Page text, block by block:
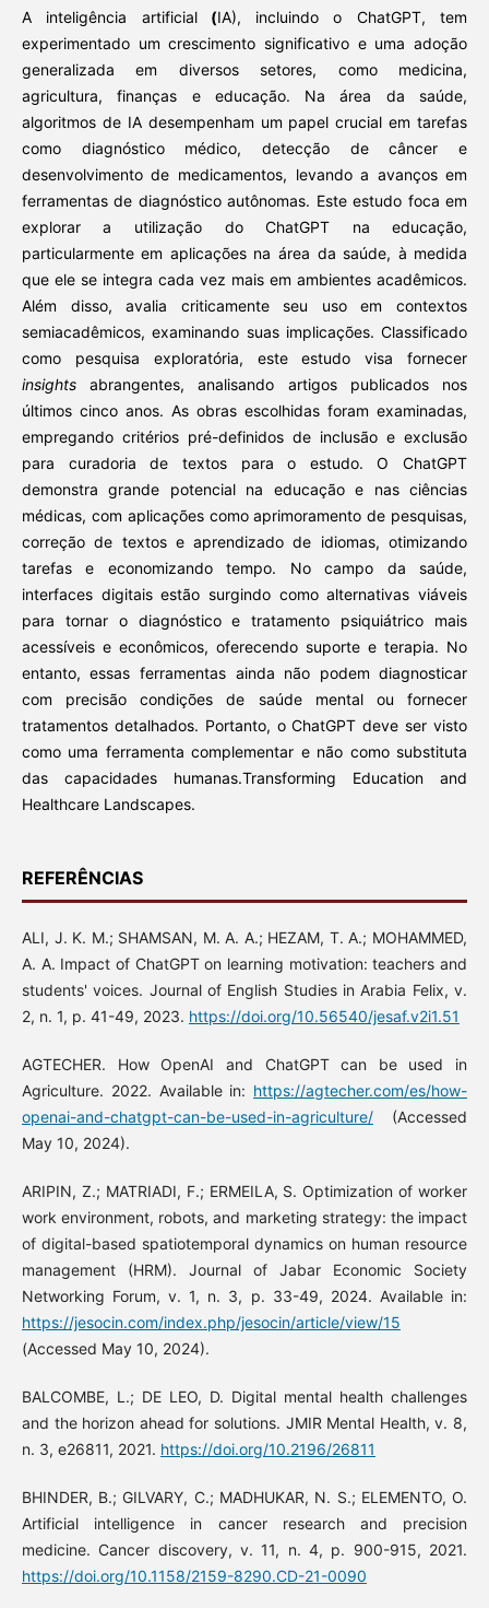
A inteligência artificial(IA), incluindo o ChatGPT, tem
experimentado um crescimento significativo e uma adoção
generalizada em diversos setores, como medicina,
agricultura, finanças e educação. Na área da saúde,
algoritmos de IA desempenham um papel crucial em tarefas
como diagnóstico médico, detecção de câncer e
desenvolvimento de medicamentos, levando a avanços em
ferramentas de diagnóstico autônomas. Este estudo foca em
explorar a utilização do ChatGPT na educação,
particularmente em aplicações na área da saúde, à medida
que ele se integra cada vez mais em ambientes acadêmicos.
Além disso, avalia criticamente seu uso em contextos
semiacadêmicos, examinando suas implicações. Classificado
como pesquisa exploratória, este estudo visa fornecer
insightsabrangentes, analisando artigos publicados nos
últimos cinco anos. As obras escolhidas foram examinadas,
empregando critérios pré-definidos de inclusão e exclusão
para curadoria de textos para o estudo. O ChatGPT
demonstra grande potencial na educação e nas ciências
médicas, com aplicações como aprimoramento de pesquisas,
correção de textos e aprendizado de idiomas, otimizando
tarefas e economizando tempo. No campo da saúde,
interfaces digitais estão surgindo como alternativas viáveis
para tornar o diagnóstico e tratamento psiquiátrico mais
acessíveis e econômicos, oferecendo suporte e terapia. No
entanto, essas ferramentas ainda não podem diagnosticar
com precisão condições de saúde mental ou fornecer
tratamentos detalhados. Portanto, o ChatGPT deve ser visto
como uma ferramenta complementar e não como substituta
das capacidades humanas.Transforming Education and
Healthcare Landscapes.
REFERÊNCIAS
ALI, J. K. M.; SHAMSAN, M. A. A.; HEZAM, T. A.; MOHAMMED,
A. A. Impact of ChatGPT on learning motivation: teachers and
students' voices. Journal of English Studies in Arabia Felix, v.
2, n. 1, p. 41-49, 2023. https://doi.org/10.56540/jesaf.v2i1.51
AGTECHER. How OpenAI and ChatGPT can be used in
Agriculture. 2022. Available in: https://agtecher.com/es/how-
openai-and-chatgpt-can-be-used-in-agriculture/(Accessed
May 10, 2024).
ARIPIN, Z.; MATRIADI, F.; ERMEILA, S. Optimization of worker
work environment, robots, and marketing strategy: the impact
of digital-based spatiotemporal dynamics on human resource
management (HRM). Journal of Jabar Economic Society
Networking Forum, v. 1, n. 3, p. 33-49, 2024. Available in:
https://jesocin.com/index.php/jesocin/article/view/15
(Accessed May 10, 2024).
BALCOMBE, L.; DE LEO, D. Digital mental health challenges
and the horizon ahead for solutions. JMIR Mental Health, v. 8,
n. 3, e26811, 2021. https://doi.org/10.2196/26811
BHINDER, B.; GILVARY, C.; MADHUKAR, N. S.; ELEMENTO, O.
Artificial intelligence in cancer research and precision
medicine. Cancer discovery, v. 11, n. 4, p. 900-915, 2021.
https://doi.org/10.1158/2159-8290.CD-21-0090